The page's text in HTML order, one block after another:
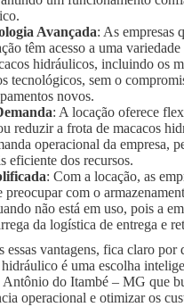
Avançada: As empresas
têm acesso a uma variedade
hidráulicos, incluindo os
tecnológicos, sem o
novos.
: A locação oferece
reduzir a frota de macacos
operacional da empresa,
eficiente dos recursos.
: Com a locação, as
preocupar com o
não está em uso, pois a
da logística de entrega e
essas vantagens, fica claro por
é uma escolha
Antônio do Itambé – MG que
operacional e otimizar os